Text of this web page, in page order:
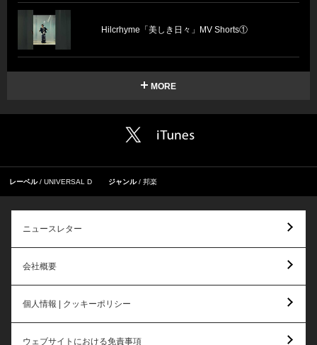
Hilcrhyme「美しき日々」MV Shorts①
MORE
レーベル UNIVERSAL D ジャンル 邦楽
ニュースレター
会社概要
個人情報 | クッキーポリシー
ウェブサイトにおける免責事項